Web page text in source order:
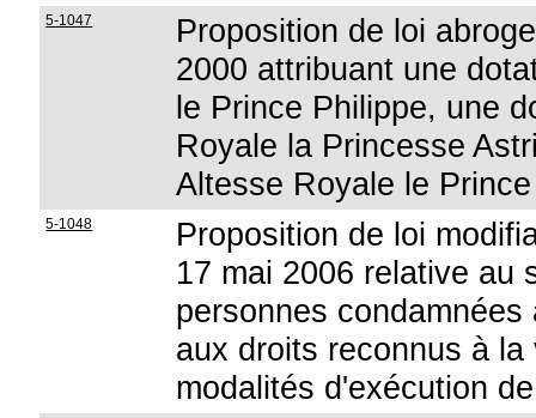
5-1047
Proposition de loi
2000 attribuant une
le Prince Philippe, une
Royale la Princesse
Altesse Royale le
5-1048
Proposition de loi
17 mai 2006 relative au
personnes
aux droits reconnus à
modalités d'exécution